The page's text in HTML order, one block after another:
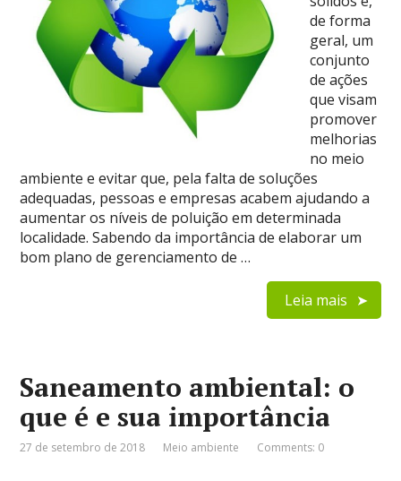
de forma
geral, um
conjunto
de ações
que visam
promover
melhorias
no meio
ambiente e evitar que, pela falta de soluções
adequadas, pessoas e empresas acabem ajudando a
aumentar os níveis de poluição em determinada
localidade. Sabendo da importância de elaborar um
bom plano de gerenciamento de …
Leia mais
Saneamento ambiental: o
que é e sua importância
27 de setembro de 2018 Meio ambiente Comments: 0